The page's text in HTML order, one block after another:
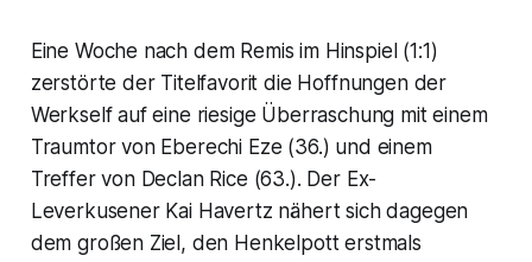
Eine Woche nach dem Remis im Hinspiel (1:1)
zerstörte der Titelfavorit die Hoffnungen der
Werkself auf eine riesige Überraschung mit einem
Traumtor von Eberechi Eze (36.) und einem
Treffer von Declan Rice (63.). Der Ex-
Leverkusener Kai Havertz nähert sich dagegen
dem großen Ziel, den Henkelpott erstmals